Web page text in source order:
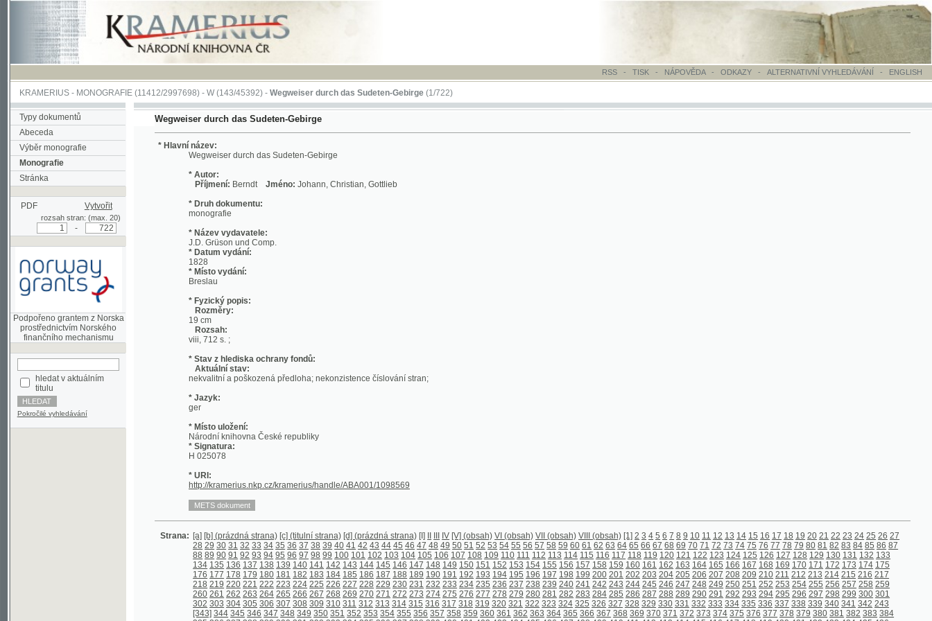
RSS - TISK-NÁPOVĚDA - ODKAZY - ALTERNATIVNÍ VYHLEDÁVÁNÍ- ENGLISH
KRAMERIUS-MONOGRAFIE(11412/2997698) -W (143/45392)-Wegweiser durch das Sudeten-Gebirge(1/722)
Typy dokumentů
Abeceda
Výběr monografie
Monografie
Stránka
PDF Vytvořit
rozsah stran: (max. 20)
Podpořeno grantem z Norska
prostřednictvím Norského
hledat v aktuálním
titulu
Pokročilé vyhledávání
Wegweiser durch das Sudeten-Gebirge
* Hlavní název:
Wegweiser durch das Sudeten-Gebirge
* Autor:
* Druh dokumentu:
* Název vydavatele:
J.D. Grüson und Comp.
* Datum vydání:
* Místo vydání:
Breslau
* Fyzický popis:
Rozměry:
Rozsah:
viii, 712 s. ;
* Stav z hlediska ochrany fondů:
Aktuální stav:
nekvalitní a poškozená předloha; nekonzistence číslování stran;
* Jazyk:
Národní knihovna České republiky
* Signatura:
H 025078
* URI:
http://kramerius.nkp.cz/kramerius/handle/ABA001/1098569
[b] (prázdná strana) [c] (titulní strana) [d] (prázdná strana) [I] II III IV
90 91 92 93 94 95
135 136 137 138 139
176 177 178 179 180 181 182 183 184 185 186 187 188 189 190 191 192 193 194 195 196 197 198 199 200 201 202 203 204 205 206 207 208 209 210 211 212 213 214 215 216 217
219 220 221 222 223 224 225 226 227 228 229 230 231 232 233 234 235 236 237 238 239 240 241 242 243 244 245 246 247 248 249 250 251 252 253 254 255 256 257 258 259
260 261 262 263 264 265 266 267 268 269 270 271 272 273 274 275 276 277 278 279 280 281 282 283 284 285 286 287 288 289 290 291 292 293 294 295 296 297 298 299 300 301
303 304 305 306 307 308 309 310 311 312 313 314 315 316 317 318 319 320 321 322 323 324 325 326 327 328 329 330 331 332 333 334 335 336 337 338 339 340 341 342 243
344 345 346 347 348 349 350 351 352 353 354 355 356 357 358 359 360 361 362 363 364 365 366 367 368 369 370 371 372 373 374 375 376 377 378 379 380 381 382 383 384
386 387 388 389 390 391 392 393 394 395 396 397 398 399 400 401 402 403 404 405 406 407 408 409 410 411 412 413 414 415 416 417 418 419 420 421 422 423 424 425 426
428 429 430 431 432 433 434 435 436 437 438 439 440 441 442 443 444 445 446 447 448 449 450 451 452 453 454 455 456 457 458 459 460 461 462 463 464 465 466 467 468
470 471 472 473 474 475 476 477 478 479 480 481 482 483 484 485 486 487 488 489 490 491 492 493 494 495 496 497 498 499 500 501 502 503 504 505 506 507 508 509 510
512 513 514 515 516 517 518 519 520 521 522 523 524 525 526 527 528 529 530 531 532 533 534 535 536 537 538 539 540 541 542 543 544 545 546 547 548 549 550 551 552
554 555 556 557 558 559 560 561 562 563 566 567 568 569 570 571 572 573 574 575 576 577 578 579 580 581 582 583 584 585 586 587 588 589 590 591 592 593 594 595 596
598 599 600 601 602 603 604 605 606 607 608 609 610 611 612 613 614 615 616 617 618 619 620 621 622 623 624 625 626 627 628 629 630 631 632 633 634 635 636 637 638